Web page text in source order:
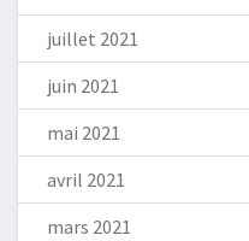
juillet 2021
juin 2021
mai 2021
avril 2021
mars 2021